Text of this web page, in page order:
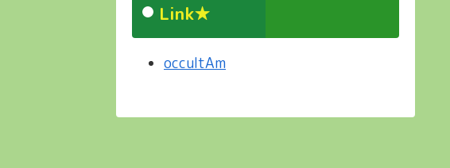
Link★
occultAm